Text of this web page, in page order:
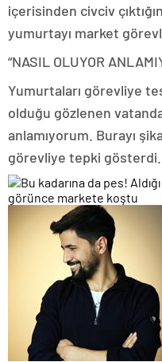
içerisinden civciv
yumurtayı market
“NASIL OLUYOR
Yumurtaları görevliye
olduğu gözlenen
anlamıyorum. Burayı
görevliye tepki gösterdi.